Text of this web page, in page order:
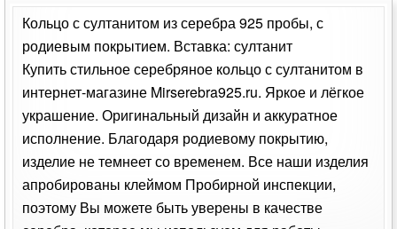
Кольцо с султанитом из серебра 925 пробы, с
родиевым покрытием. Вставка: султанит
Купить стильное серебряное кольцо с султанитом в
интернет-магазине Mirserebra925.ru. Яркое и лёгкое
украшение. Оригинальный дизайн и аккуратное
исполнение. Благодаря родиевому покрытию,
изделие не темнеет со временем. Все наши изделия
апробированы клеймом Пробирной инспекции,
поэтому Вы можете быть уверены в качестве